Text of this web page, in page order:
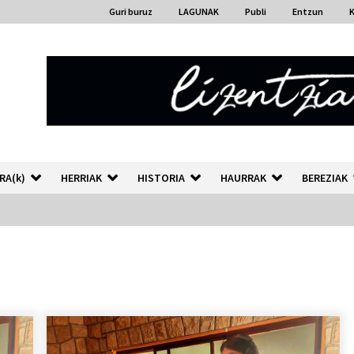
Guri buruz LAGUNAK Publi Entzun
HERRIAK HISTORIA HAURRAK BEREZIAK
Auzoportala : 1×04 Auzofoniak